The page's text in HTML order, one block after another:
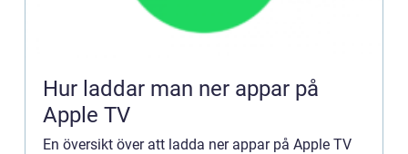
Hur laddar man ner appar på
Apple TV
En översikt över att ladda ner appar på Apple TV